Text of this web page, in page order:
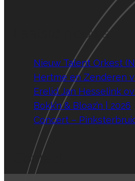
Laatste nieuws
Nieuw Talent Orkest
Hertme en Zenderen
Erelid Jan Hesselink
Bokk’n & Bloaz’n | 2026
Concert –
Contact